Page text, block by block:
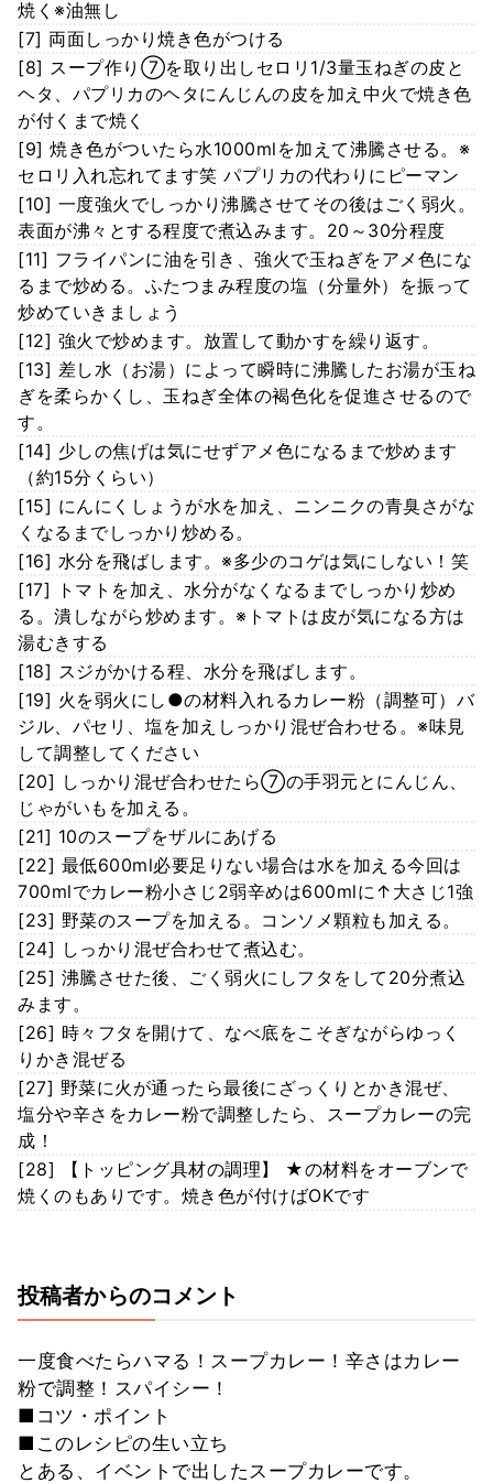
焼く※油無し
[7] 両面しっかり焼き色がつける
[8] スープ作り⑦を取り出しセロリ1/3量玉ねぎの皮と
ヘタ、パプリカのヘタにんじんの皮を加え中火で焼き色
が付くまで焼く
[9] 焼き色がついたら水1000mlを加えて沸騰させる。※
セロリ入れ忘れてます笑 パプリカの代わりにピーマン
[10] 一度強火でしっかり沸騰させてその後はごく弱火。
表面が沸々とする程度で煮込みます。20～30分程度
[11] フライパンに油を引き、強火で玉ねぎをアメ色にな
るまで炒める。ふたつまみ程度の塩（分量外）を振って
炒めていきましょう
[12] 強火で炒めます。放置して動かすを繰り返す。
[13] 差し水（お湯）によって瞬時に沸騰したお湯が玉ね
ぎを柔らかくし、玉ねぎ全体の褐色化を促進させるので
す。
[14] 少しの焦げは気にせずアメ色になるまで炒めます
（約15分くらい）
[15] にんにくしょうが水を加え、ニンニクの青臭さがな
くなるまでしっかり炒める。
[16] 水分を飛ばします。※多少のコゲは気にしない！笑
[17] トマトを加え、水分がなくなるまでしっかり炒め
る。潰しながら炒めます。※トマトは皮が気になる方は
湯むきする
[18] スジがかける程、水分を飛ばします。
[19] 火を弱火にし●の材料入れるカレー粉（調整可）バ
ジル、パセリ、塩を加えしっかり混ぜ合わせる。※味見
して調整してください
[20] しっかり混ぜ合わせたら⑦の手羽元とにんじん、
じゃがいもを加える。
[21] 10のスープをザルにあげる
[22] 最低600ml必要足りない場合は水を加える今回は
700mlでカレー粉小さじ2弱辛めは600mlに↑大さじ1強
[23] 野菜のスープを加える。コンソメ顆粒も加える。
[24] しっかり混ぜ合わせて煮込む。
[25] 沸騰させた後、ごく弱火にしフタをして20分煮込
みます。
[26] 時々フタを開けて、なべ底をこそぎながらゆっく
りかき混ぜる
[27] 野菜に火が通ったら最後にざっくりとかき混ぜ、
塩分や辛さをカレー粉で調整したら、スープカレーの完
成！
[28] 【トッピング具材の調理】 ★の材料をオーブンで
焼くのもありです。焼き色が付けばOKです
投稿者からのコメント
一度食べたらハマる！スープカレー！辛さはカレー
粉で調整！スパイシー！
■コツ・ポイント
■このレシピの生い立ち
とある、イベントで出したスープカレーです。